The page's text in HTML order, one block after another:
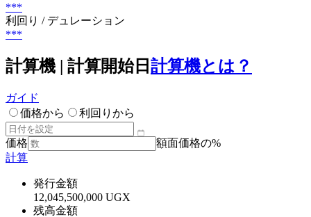
***
利回り / デュレーション
***
計算機 | 計算開始日 計算機とは？
ガイド
価格から
利回りから
価格
額面価格の%
計算
発行金額
12,045,500,000 UGX
残高金額